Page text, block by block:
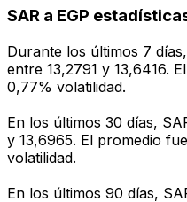
SAR a EGP
Durante los últimos 7
entre 13,2791 y 13,6416.
0,77% volatilidad.
En los últimos 30 días,
y 13,6965. El promedio
volatilidad.
En los últimos 90 días,